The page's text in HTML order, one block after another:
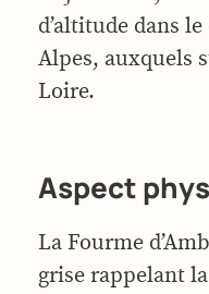
d’altitude dans
Alpes, auxquels
Loire.
Aspect
La Fourme
grise rappelant